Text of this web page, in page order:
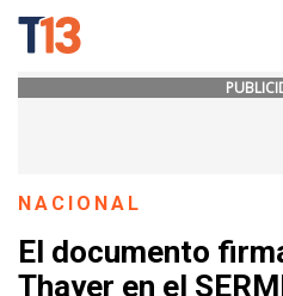
NACIONAL
El documento
Thayer en el